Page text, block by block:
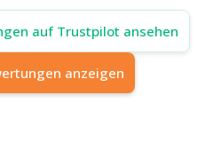
auf Trustpilot ansehen
anzeigen